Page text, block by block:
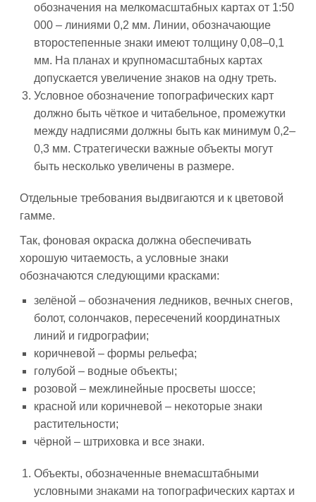
обозначения на мелкомасштабных картах от 1:50
000 – линиями 0,2 мм. Линии, обозначающие
второстепенные знаки имеют толщину 0,08–0,1
мм. На планах и крупномасштабных картах
допускается увеличение знаков на одну треть.
Условное обозначение топографических карт
должно быть чёткое и читабельное, промежутки
между надписями должны быть как минимум 0,2–
0,3 мм. Стратегически важные объекты могут
быть несколько увеличены в размере.
Отдельные требования выдвигаются и к цветовой
гамме.
Так, фоновая окраска должна обеспечивать
хорошую читаемость, а условные знаки
обозначаются следующими красками:
зелёной – обозначения ледников, вечных снегов,
болот, солончаков, пересечений координатных
линий и гидрографии;
коричневой – формы рельефа;
голубой – водные объекты;
розовой – межлинейные просветы шоссе;
красной или коричневой – некоторые знаки
растительности;
чёрной – штриховка и все знаки.
Объекты, обозначенные внемасштабными
условными знаками на топографических картах и